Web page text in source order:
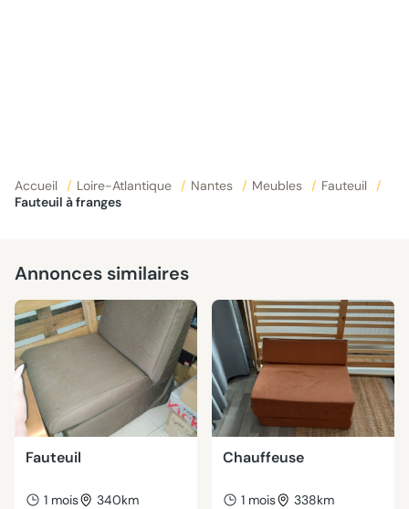
Accueil / Loire-Atlantique / Nantes / Meubles / Fauteuil
/
Fauteuil à franges
Annonces similaires
Fauteuil
1 mois 340km
Chauffeuse
1 mois 338km